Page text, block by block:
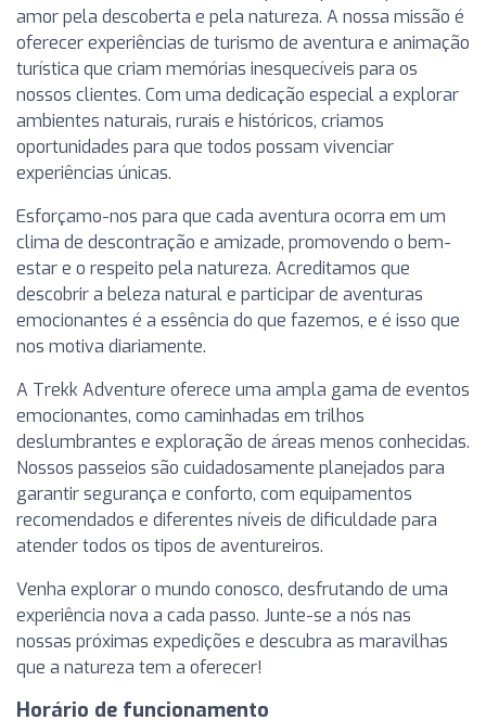
amor pela descoberta e pela natureza. A nossa missão é
oferecer experiências de turismo de aventura e animação
turística que criam memórias inesquecíveis para os
nossos clientes. Com uma dedicação especial a explorar
ambientes naturais, rurais e históricos, criamos
oportunidades para que todos possam vivenciar
experiências únicas.
Esforçamo-nos para que cada aventura ocorra em um
clima de descontração e amizade, promovendo o bem-
estar e o respeito pela natureza. Acreditamos que
descobrir a beleza natural e participar de aventuras
emocionantes é a essência do que fazemos, e é isso que
nos motiva diariamente.
A Trekk Adventure oferece uma ampla gama de eventos
emocionantes, como caminhadas em trilhos
deslumbrantes e exploração de áreas menos conhecidas.
Nossos passeios são cuidadosamente planejados para
garantir segurança e conforto, com equipamentos
recomendados e diferentes níveis de dificuldade para
atender todos os tipos de aventureiros.
Venha explorar o mundo conosco, desfrutando de uma
experiência nova a cada passo. Junte-se a nós nas
nossas próximas expedições e descubra as maravilhas
que a natureza tem a oferecer!
Horário de funcionamento